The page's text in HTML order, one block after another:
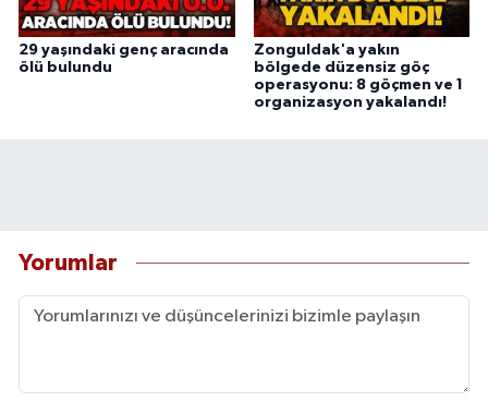
29 yaşındaki genç aracında
ölü bulundu
Zonguldak'a yakın
bölgede düzensiz göç
operasyonu: 8 göçmen ve 1
organizasyon yakalandı!
Yorumlar